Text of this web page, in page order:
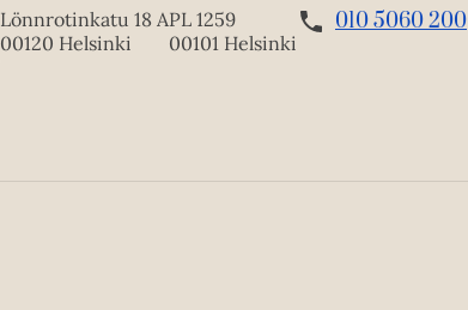
Lönnrotinkatu 18 A
00120 Helsinki
PL 1259
00101 Helsinki
010 5060 200